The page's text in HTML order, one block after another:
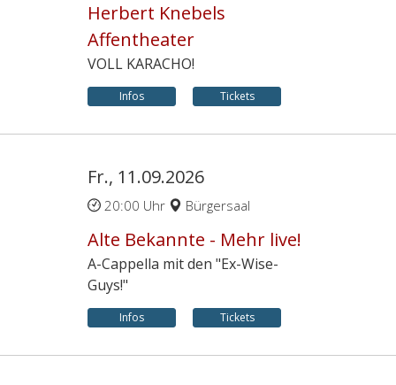
Herbert Knebels
Affentheater
VOLL KARACHO!
Infos Tickets
Fr., 11.09.2026
20:00 Uhr Bürgersaal
Alte Bekannte - Mehr live!
A-Cappella mit den "Ex-Wise-
Guys!"
Infos Tickets